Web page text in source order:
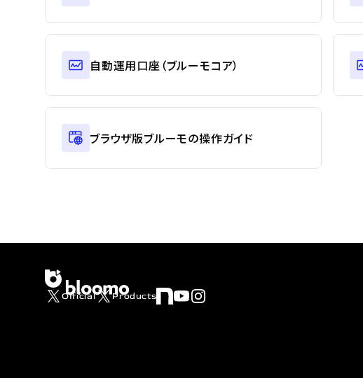
自動運用口座（ブルーモコア）
ブラウザ版ブルーモの操作ガイド
Official Products